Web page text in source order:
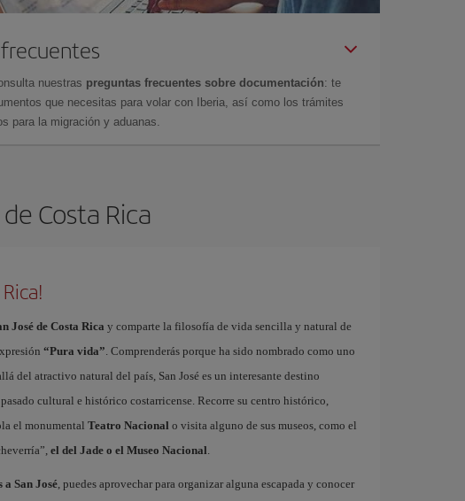
nuestras preguntas frecuentes sobre documentación: te
que necesitas para volar con Iberia, así como los trámites
para la migración y aduanas.
Costa Rica
José de Costa Rica y comparte la filosofía de vida sencilla y natural de
“Pura vida”. Comprenderás porque ha sido nombrado como uno
del atractivo natural del país, San José es un interesante destino
cultural e histórico costarricense. Recorre su centro histórico,
el monumental Teatro Nacional o visita alguno de sus museos, como el
el del Jade o el Museo Nacional.
a San José, puedes aprovechar para organizar alguna escapada y conocer